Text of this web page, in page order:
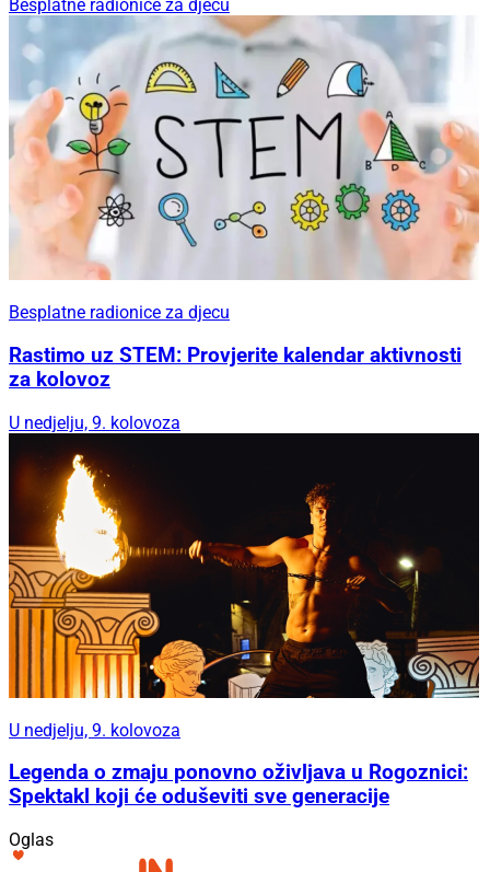
Besplatne radionice za djecu
Besplatne radionice za djecu
Rastimo uz STEM: Provjerite kalendar aktivnosti
za kolovoz
U nedjelju, 9. kolovoza
U nedjelju, 9. kolovoza
Legenda o zmaju ponovno oživljava u Rogoznici:
Spektakl koji će oduševiti sve generacije
Oglas